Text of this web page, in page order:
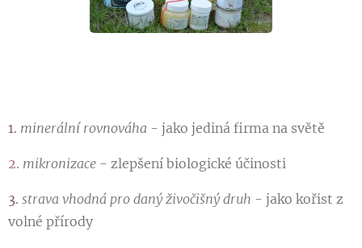
1. minerální rovnováha - jako jediná firma na světě
2. mikronizace - zlepšení biologické účinosti
3. strava vhodná pro daný živočišný druh - jako kořist z
volné přírody